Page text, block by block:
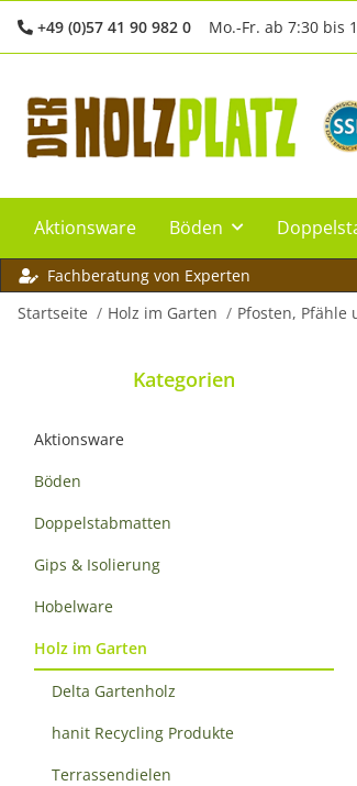
+49 (0)57 41 90 982 0 Mo.-Fr. ab 7:30 bis
Aktionsware Böden
Fachberatung von Experten
Startseite
Holz im Garten Pfosten, Pfähle
Kategorien
Aktionsware
Böden
Doppelstabmatten
Gips & Isolierung
Hobelware
Holz im Garten
Delta Gartenholz
hanit Recycling Produkte
Terrassendielen